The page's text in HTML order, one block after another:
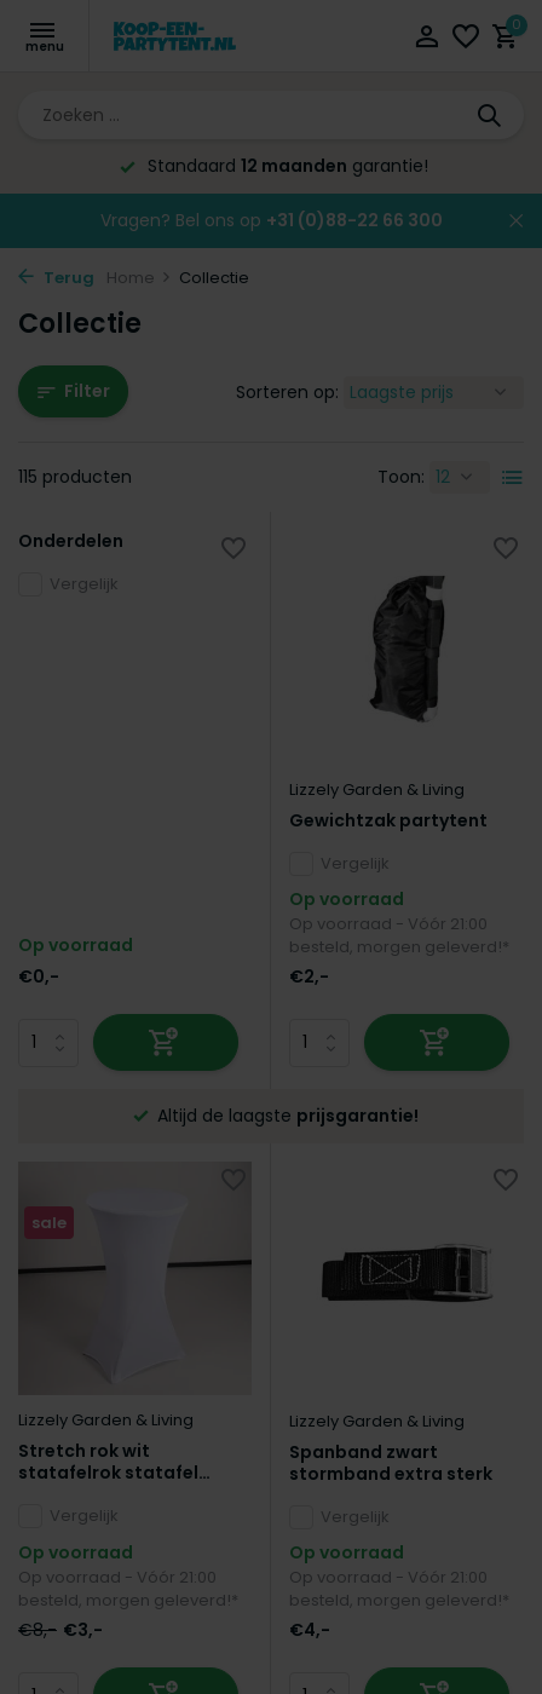
0
Altijd de laagsteprijsgarantie!
Vragen? Bel ons op +31 (0)88-22 66 300
Terug Home Collectie
Collectie
Filter
115 producten Toon:
Sorteren op:
Onderdelen
Vergelijk
Op voorraad
€0,-
Lizzely Garden & Living
Gewichtzak partytent
Vergelijk
Op voorraad
Op voorraad - Vóór 21:00
besteld, morgen geleverd!*
€2,-
Altijd de laagste prijsgarantie!
sale
Lizzely Garden & Living
Stretch rok wit
statafelrok statafel
Vergelijk
Op voorraad
Op voorraad - Vóór 21:00
besteld, morgen geleverd!*
€8,- €3,-
Lizzely Garden & Living
Spanband zwart
stormband extra sterk
Vergelijk
Op voorraad
Op voorraad - Vóór 21:00
besteld, morgen geleverd!*
€4,-